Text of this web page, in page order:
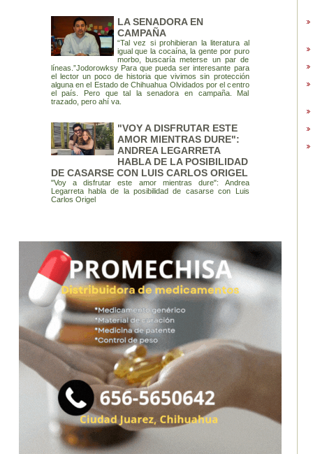
LA SENADORA EN
CAMPAÑA
“Tal vez si prohibieran la literatura al
igual que la cocaína, la gente por puro
morbo, buscaría meterse un par de
líneas.”Jodorowksy Para que pueda ser interesante para
el lector un poco de historia que vivimos sin protección
alguna en el Estado de Chihuahua Olvidados por el centro
el país. Pero que tal la senadora en campaña. Mal
trazado, pero ahí va.
"VOY A DISFRUTAR ESTE
AMOR MIENTRAS DURE":
ANDREA LEGARRETA
HABLA DE LA POSIBILIDAD
DE CASARSE CON LUIS CARLOS ORIGEL
"Voy a disfrutar este amor mientras dure": Andrea
Legarreta habla de la posibilidad de casarse con Luis
Carlos Origel